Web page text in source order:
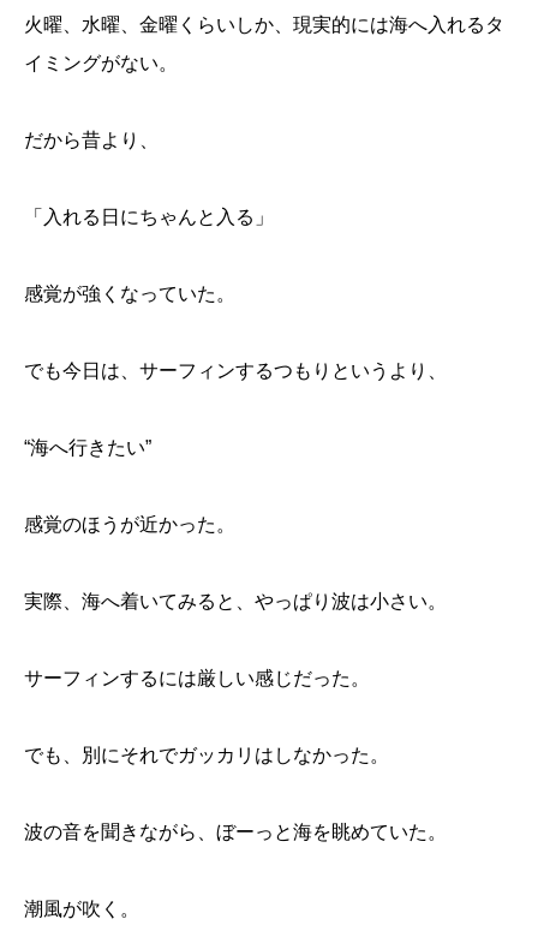
火曜、水曜、金曜くらいしか、現実的には海へ入れるタ
イミングがない。
だから昔より、
「入れる日にちゃんと入る」
感覚が強くなっていた。
でも今日は、サーフィンするつもりというより、
“海へ行きたい”
感覚のほうが近かった。
実際、海へ着いてみると、やっぱり波は小さい。
サーフィンするには厳しい感じだった。
でも、別にそれでガッカリはしなかった。
波の音を聞きながら、ぼーっと海を眺めていた。
潮風が吹く。